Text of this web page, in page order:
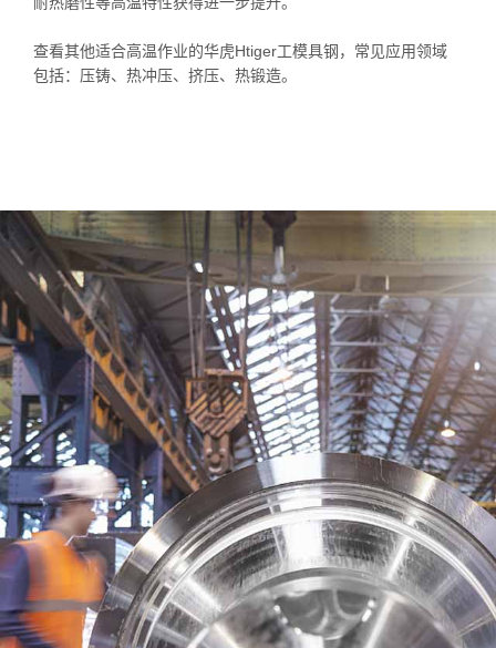
查看其他适合高温作业的华虎Htiger工模具钢，常见应用领域
包括：压铸、热冲压、挤压、热锻造。